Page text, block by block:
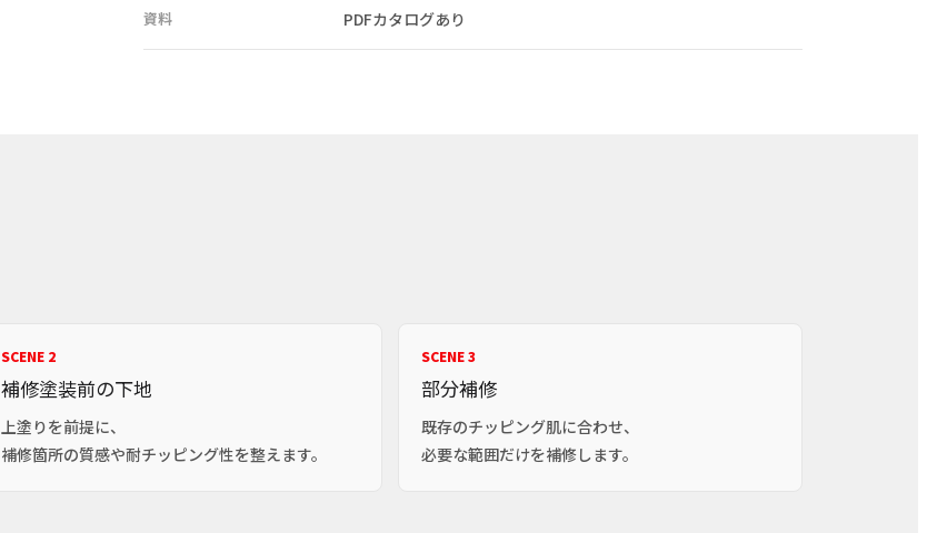
資料 PDFカタログあり
SCENE 2
補修塗装前の下地
上塗りを前提に、
補修箇所の質感や耐チッピング性を整えます。
SCENE 3
部分補修
既存のチッピング肌に合わせ、
必要な範囲だけを補修します。